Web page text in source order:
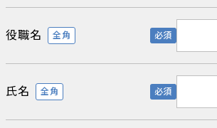
役職名 必須
全角
氏名 必須
全角